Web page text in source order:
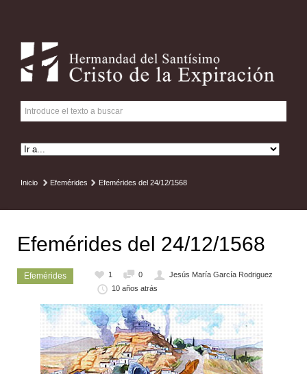
Inicio Efemérides Efemérides del 24/12/1568
Efemérides del 24/12/1568
Efemérides 1 0
Jesús María García Rodriguez
10 años atrás